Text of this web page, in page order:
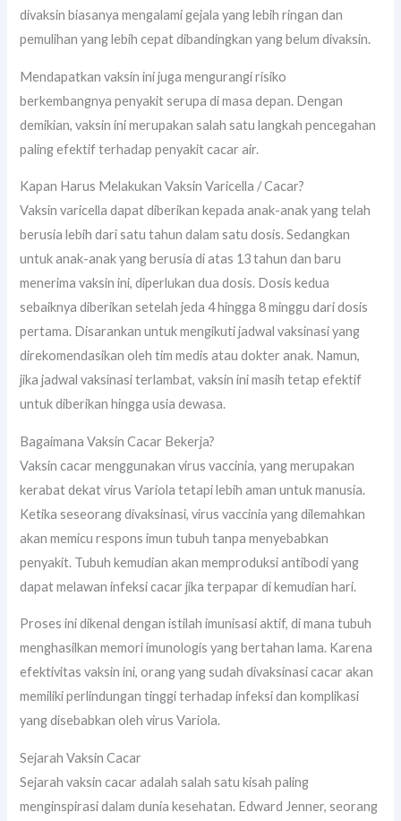
divaksin biasanya mengalami gejala yang lebih ringan dan
pemulihan yang lebih cepat dibandingkan yang belum divaksin.
Mendapatkan vaksin ini juga mengurangi risiko
berkembangnya penyakit serupa di masa depan. Dengan
demikian, vaksin ini merupakan salah satu langkah pencegahan
paling efektif terhadap penyakit cacar air.
Kapan Harus Melakukan Vaksin Varicella / Cacar?
Vaksin varicella dapat diberikan kepada anak-anak yang telah
berusia lebih dari satu tahun dalam satu dosis. Sedangkan
untuk anak-anak yang berusia di atas 13 tahun dan baru
menerima vaksin ini, diperlukan dua dosis. Dosis kedua
sebaiknya diberikan setelah jeda 4 hingga 8 minggu dari dosis
pertama. Disarankan untuk mengikuti jadwal vaksinasi yang
direkomendasikan oleh tim medis atau dokter anak. Namun,
jika jadwal vaksinasi terlambat, vaksin ini masih tetap efektif
untuk diberikan hingga usia dewasa.
Bagaimana Vaksin Cacar Bekerja?
Vaksin cacar menggunakan virus vaccinia, yang merupakan
kerabat dekat virus Variola tetapi lebih aman untuk manusia.
Ketika seseorang divaksinasi, virus vaccinia yang dilemahkan
akan memicu respons imun tubuh tanpa menyebabkan
penyakit. Tubuh kemudian akan memproduksi antibodi yang
dapat melawan infeksi cacar jika terpapar di kemudian hari.
Proses ini dikenal dengan istilah imunisasi aktif, di mana tubuh
menghasilkan memori imunologis yang bertahan lama. Karena
efektivitas vaksin ini, orang yang sudah divaksinasi cacar akan
memiliki perlindungan tinggi terhadap infeksi dan komplikasi
yang disebabkan oleh virus Variola.
Sejarah Vaksin Cacar
Sejarah vaksin cacar adalah salah satu kisah paling
menginspirasi dalam dunia kesehatan. Edward Jenner, seorang